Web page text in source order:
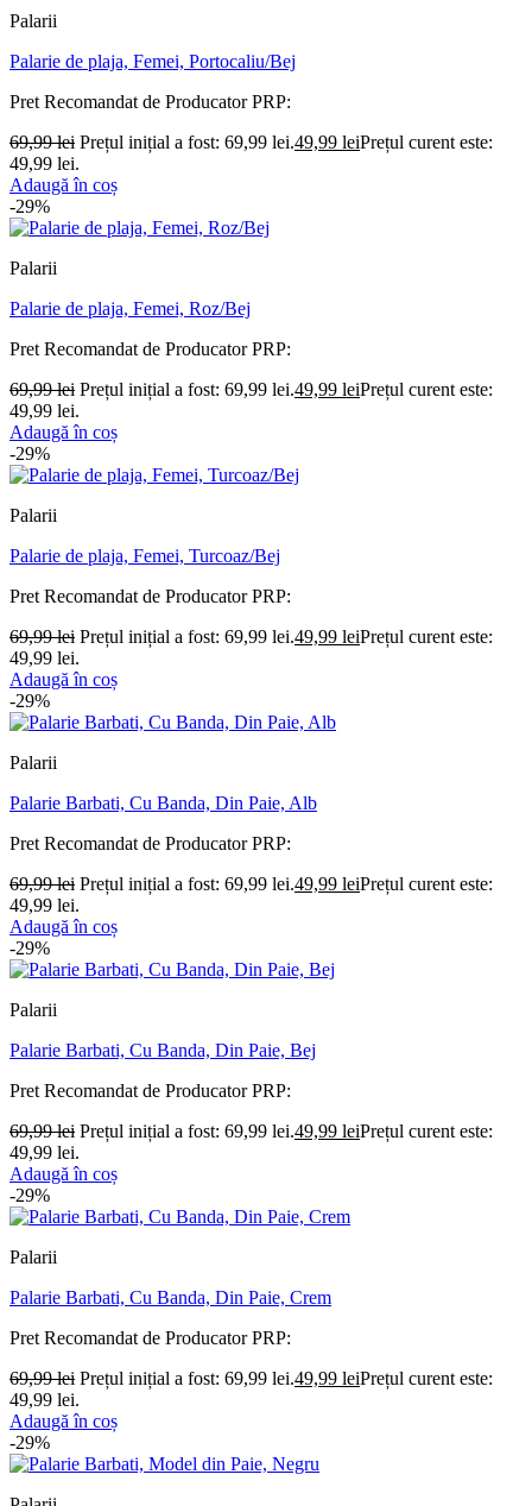
Palarii
Palarie de plaja, Femei, Portocaliu/Bej
Pret Recomandat de ProducatorPRP:
69,99lei Prețul inițial a fost: 69,99 lei.49,99 leiPrețul curent este:
49,99 lei.
Adaugă în coș
-29%
Palarii
Palarie de plaja, Femei, Roz/Bej
Pret Recomandat de ProducatorPRP:
69,99lei Prețul inițial a fost: 69,99 lei.49,99 leiPrețul curent este:
49,99 lei.
Adaugă în coș
-29%
Palarii
Palarie de plaja, Femei, Turcoaz/Bej
Pret Recomandat de ProducatorPRP:
69,99lei Prețul inițial a fost: 69,99 lei.49,99 leiPrețul curent este:
49,99 lei.
Adaugă în coș
-29%
Palarii
Palarie Barbati, Cu Banda, Din Paie, Alb
Pret Recomandat de ProducatorPRP:
69,99lei Prețul inițial a fost: 69,99 lei.49,99 leiPrețul curent este:
49,99 lei.
Adaugă în coș
-29%
Palarii
Palarie Barbati, Cu Banda, Din Paie, Bej
Pret Recomandat de ProducatorPRP:
69,99lei Prețul inițial a fost: 69,99 lei.49,99 leiPrețul curent este:
49,99 lei.
Adaugă în coș
-29%
Palarii
Palarie Barbati, Cu Banda, Din Paie, Crem
Pret Recomandat de ProducatorPRP:
69,99lei Prețul inițial a fost: 69,99 lei.49,99 leiPrețul curent este:
49,99 lei.
Adaugă în coș
-29%